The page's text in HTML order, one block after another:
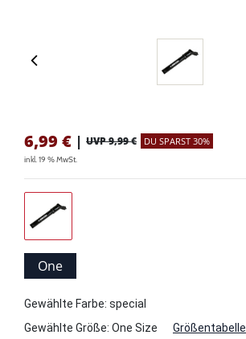
6,99 € | UVP 9,99 € DU SPARST 30%
inkl. 19 % MwSt.
One
Gewählte Farbe: special
Gewählte Größe: One Size Größentabelle